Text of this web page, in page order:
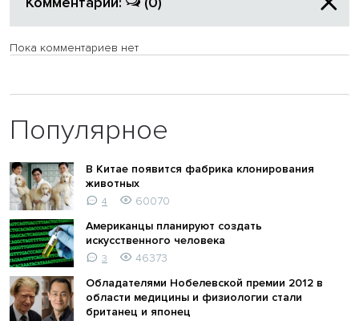
Пока комментариев нет
Популярное
В Китае появится фабрика клонирования
животных
4
60070
Американцы планируют создать
искусственного человека
3
46373
Обладателями Нобелевской премии 2012 в
области медицины и физиологии стали
британец и японец